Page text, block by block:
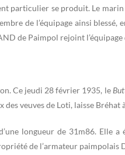
particulier se produit. Le
de l’équipage ainsi
de Paimpol rejoint l’équipage
Ce jeudi 28 février 1935, le
veuves de Loti, laisse
longueur de 31m86. Elle
de l’armateur